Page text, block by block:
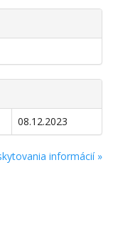
08.12.2023
informácií »